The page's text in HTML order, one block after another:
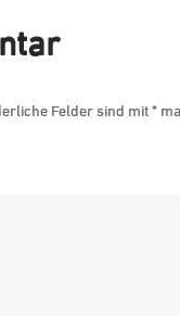
Felder sind mit*